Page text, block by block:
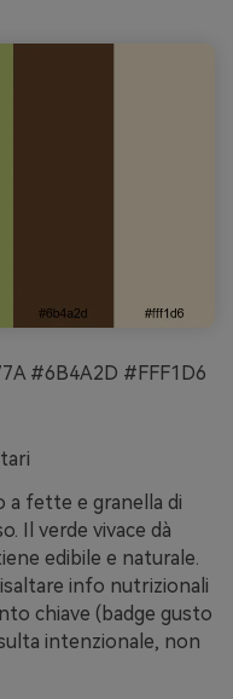
#6B4A2D #FFF1D6
a fette e granella di
Il verde vivace dà
edibile e naturale.
info nutrizionali
chiave (badge gusto
intenzionale, non